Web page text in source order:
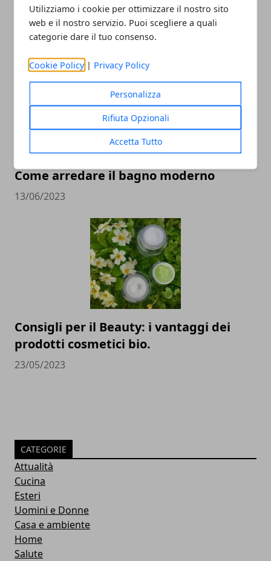
Utilizziamo i cookie per ottimizzare il nostro sito
web e il nostro servizio. Puoi scegliere a quali
categorie dare il tuo consenso.
Cookie Policy | Privacy Policy
Personalizza
Rifiuta Opzionali
Accetta Tutto
Come organizzare un barbecue in
giardino
16/05/2024
Come arredare il bagno moderno
13/06/2023
Consigli per il Beauty: i vantaggi dei
prodotti cosmetici bio.
23/05/2023
CATEGORIE
Attualità
Cucina
Esteri
Uomini e Donne
Casa e ambiente
Home
Salute